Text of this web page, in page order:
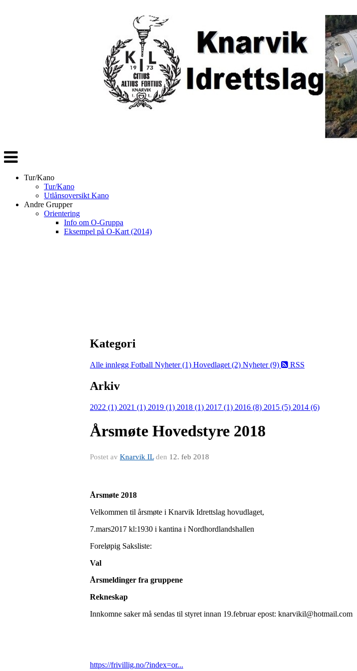
Veksle
navigasjon
Tur/Kano
Tur/Kano
Utlånsoversikt Kano
Andre Grupper
Orientering
Info om O-Gruppa
Eksempel på O-Kart (2014)
Kategori
Alle innlegg Fotball Nyheter (1) Hovedlaget (2) Nyheter (9) RSS
Arkiv
2022 (1) 2021 (1) 2019 (1) 2018 (1) 2017 (1) 2016 (8) 2015 (5) 2014 (6)
Årsmøte Hovedstyre 2018
Postet av Knarvik ILden 12. feb 2018
Årsmøte 2018
Velkommen til årsmøte i Knarvik Idrettslag hovudlaget,
7.mars2017 kl:1930 i kantina i Nordhordlandshallen
Foreløpig Saksliste:
Val
Årsmeldinger fra gruppene
Rekneskap
Innkomne saker må sendas til styret innan 19.februar epost: knarvikil@hotmail.com
https://frivillig.no/?index=or...